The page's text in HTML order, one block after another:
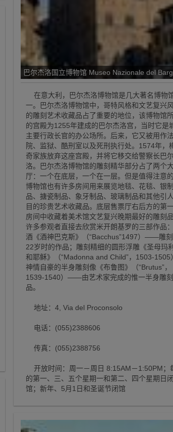
巴尔杰洛国立博物馆 Museo Nazionale del
在意大利，巴尔杰洛博物馆是几大著名博物
一。巴尔杰洛博物馆中，哥特风格和文艺复兴
的雕刻艺术收藏品占了重要的地位，该博物馆
的宫殿为1255年建成的巴尔杰洛宫，当时它是
主要行政长官的办公场所。后来，它又被用作法
院、监狱、酷刑室以及死刑执行处。1574年，
奇家族放弃这座宫殿，并将它移交给警察长巴
洛。巴尔杰洛博物馆的雕刻精华部分占了两个大
厅：一个在底层，一个在一层。但是值得注意
博物馆也有许多房间用来展览地毯、花毯、银制
品、搪瓷制品、象牙制品、玻璃制品和其他引
目的珍贵艺术收藏品。底层售票厅右后方的第
房间中收藏着美术馆文艺复兴晚期最好的雕刻品
许多参观者直接去欣赏米开朗基罗的三部作品
酒《酒神巴克斯》（“Bacchus”1497）——雕
22岁时的作品；雕刻精细的圆形浮雕《圣母玛
和耶稣》（“Madonna and Child”，1503-1505
神情自豪的半身雕刻像《布鲁图》（“Brutus”，
1539-1540）——由艺术家完成的惟一半身雕
品。
地址：4, Via del Proconsolo
电话：(055)2388606
传真：(055)2388756
开放时间：周一－周日 8:15AM－1:50PM；
的第一、三、五个星期一和第二、四个星期日闭
馆；新年、5月1日和圣诞节闭馆